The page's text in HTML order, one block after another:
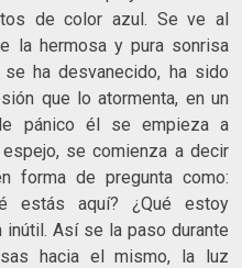
de color azul. Se ve al
la hermosa y pura sonrisa
ha desvanecido, ha sido
que lo atormenta, en un
pánico él se empieza a
se comienza a decir
forma de pregunta como:
estás aquí? ¿Qué estoy
inútil. Así se la paso durante
hacia el mismo, la luz